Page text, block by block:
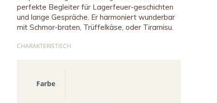
perfekte Begleiter für Lagerfeuer-geschichten
und lange Gespräche. Er harmoniert wunderbar
mit Schmor-braten, Trüffelkäse, oder Tiramisu.
CHARAKTERISTISCH
Farbe